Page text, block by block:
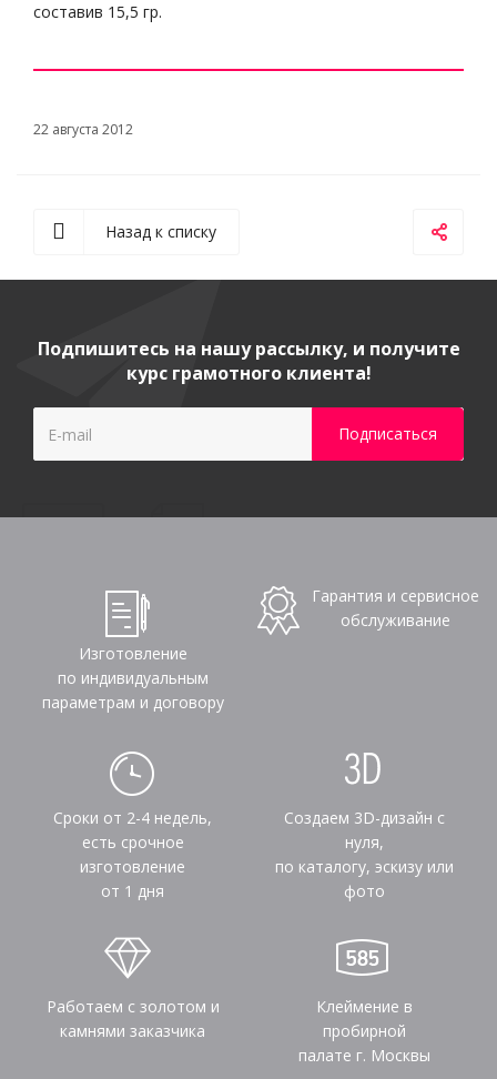
составив 15,5 гр.
22 августа 2012
Назад к списку
Подпишитесь на нашу рассылку, и получите
курс грамотного клиента!
Изготовление
по индивидуальным
параметрам и договору
Гарантия и сервисное
обслуживание
Сроки от 2-4 недель,
есть срочное
изготовление
от 1 дня
Создаем 3D-дизайн с
нуля,
по каталогу, эскизу или
фото
Работаем с золотом и
камнями заказчика
Клеймение в
пробирной
палате г. Москвы